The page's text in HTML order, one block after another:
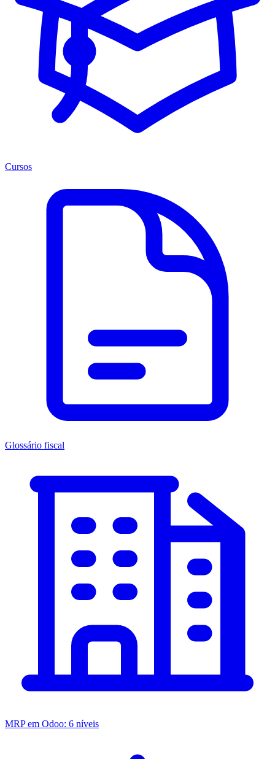
Cursos
Glossário fiscal
MRP em Odoo: 6 níveis